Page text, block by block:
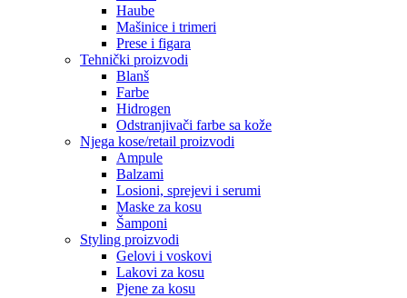
Haube
Mašinice i trimeri
Prese i figara
Tehnički proizvodi
Blanš
Farbe
Hidrogen
Odstranjivači farbe sa kože
Njega kose/retail proizvodi
Ampule
Balzami
Losioni, sprejevi i serumi
Maske za kosu
Šamponi
Styling proizvodi
Gelovi i voskovi
Lakovi za kosu
Pjene za kosu